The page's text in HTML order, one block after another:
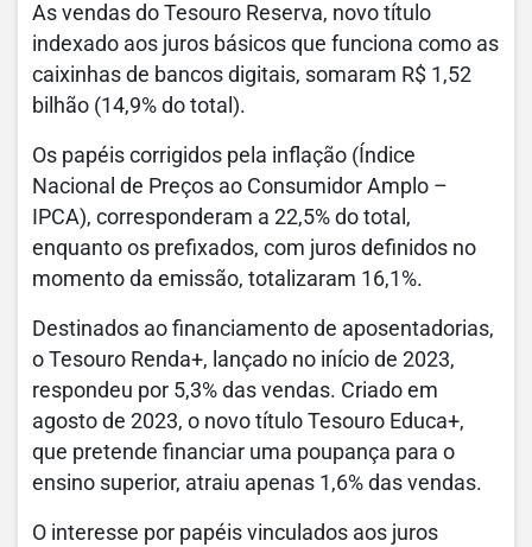
As vendas do Tesouro Reserva, novo título
indexado aos juros básicos que funciona como as
caixinhas de bancos digitais, somaram R$ 1,52
bilhão (14,9% do total).
Os papéis corrigidos pela inflação (Índice
Nacional de Preços ao Consumidor Amplo –
IPCA), corresponderam a 22,5% do total,
enquanto os prefixados, com juros definidos no
momento da emissão, totalizaram 16,1%.
Destinados ao financiamento de aposentadorias,
o Tesouro Renda+, lançado no início de 2023,
respondeu por 5,3% das vendas. Criado em
agosto de 2023, o novo título Tesouro Educa+,
que pretende financiar uma poupança para o
ensino superior, atraiu apenas 1,6% das vendas.
O interesse por papéis vinculados aos juros